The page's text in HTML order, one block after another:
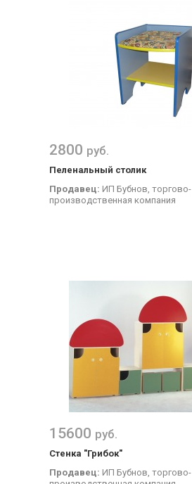
2800 руб.
Пеленальный столик
Продавец: ИП Бубнов, торгово-
производственная компания
15600 руб.
Стенка "Грибок"
Продавец: ИП Бубнов, торгово-